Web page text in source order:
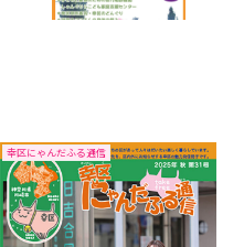
幸区にゃんだふる通信